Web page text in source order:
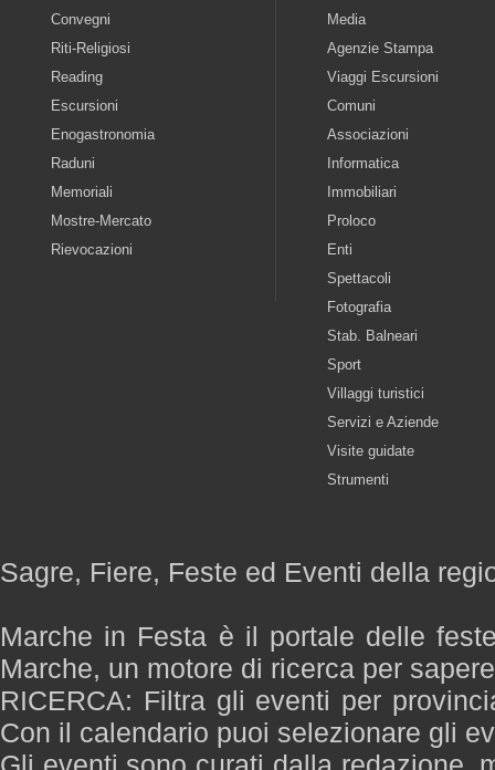
Convegni
Riti-Religiosi
Reading
Escursioni
Enogastronomia
Raduni
Memoriali
Mostre-Mercato
Rievocazioni
Media
Agenzie Stampa
Viaggi Escursioni
Comuni
Associazioni
Informatica
Immobiliari
Proloco
Enti
Spettacoli
Fotografia
Stab. Balneari
Sport
Villaggi turistici
Servizi e Aziende
Visite guidate
Strumenti
Sagre, Fiere, Feste ed Eventi della
Marche in Festa è il portale delle
Marche, un motore di ricerca per
RICERCA: Filtra gli eventi per
Con il calendario puoi selezionare gli